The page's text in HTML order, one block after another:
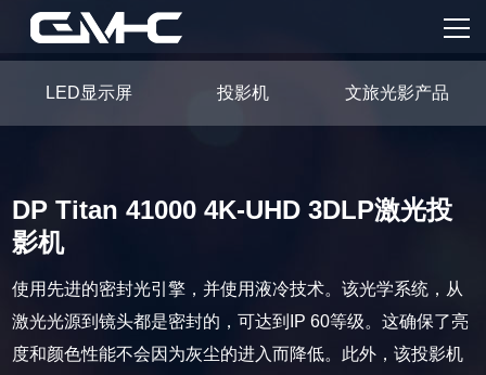
首页
服务内容
GMHC
联系我们
LED显示屏 投影机 文旅光影产品
DP Titan 41000 4K-UHD 3DLP激光投
影机
使用先进的密封光引擎，并使用液冷技术。该光学系统，从
激光光源到镜头都是密封的，可达到IP 60等级。这确保了亮
度和颜色性能不会因为灰尘的进入而降低。此外，该投影机